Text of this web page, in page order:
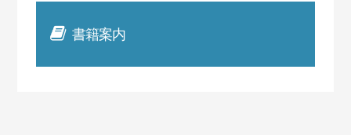
書籍案内